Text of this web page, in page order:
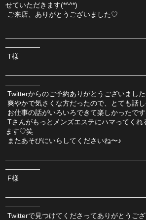
せていただきます(*^^*)
ご来店、ありがとうございました♡
―――――
T様
―――――
Twitterからのご予約ありがとうございまし
爽やかで気さくな方だったので、とても話
お仕事の話がいろいろできて楽しかったで
Tさんがもっとメンズエステにハマってくれるのを楽しみにしてい
ます♡笑
またあそびにいらしてくださいね〜♪
―――――
F様
―――――
Twitterで見つけてくださってありがとうご